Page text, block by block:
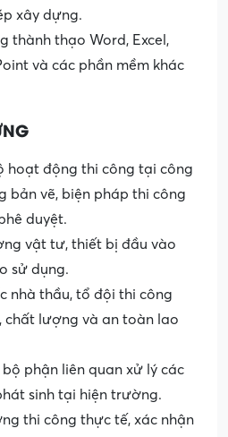
xây dựng.
thành thạo Word, Excel,
và các phần mềm khác
hoạt động thi công tại công
bản vẽ, biện pháp thi công
duyệt.
vật tư, thiết bị đầu vào
sử dụng.
nhà thầu, tổ đội thi công
chất lượng và an toàn lao
phận liên quan xử lý các
sinh tại hiện trường.
thi công thực tế, xác nhận